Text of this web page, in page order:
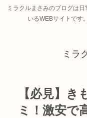
ミラクルまさみのブログは
いるWEBサイトです
ミラ
【必見】
ミ！激安で